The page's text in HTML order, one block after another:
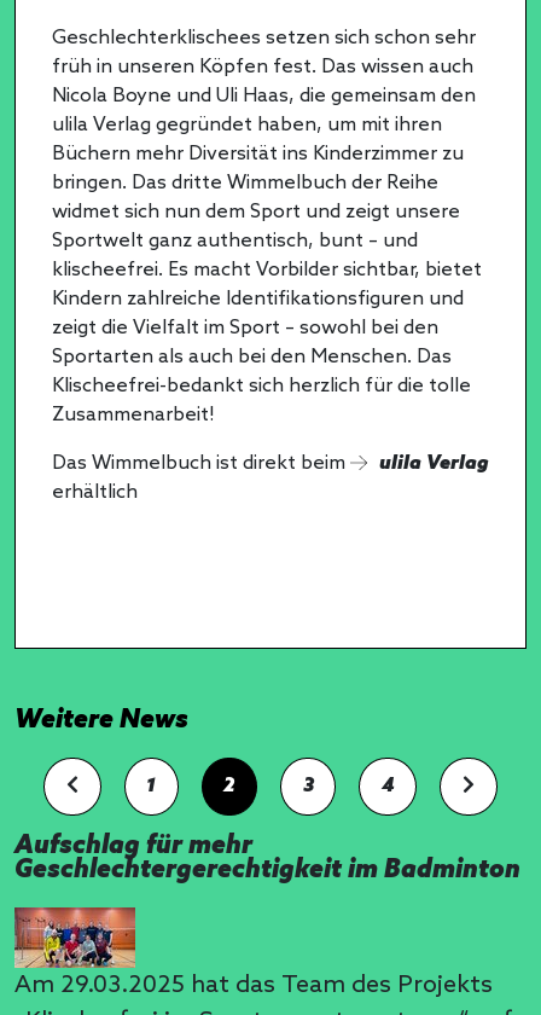
Geschlechterklischees setzen sich schon sehr
früh in unseren Köpfen fest. Das wissen auch
Nicola Boyne und Uli Haas, die gemeinsam den
ulila Verlag gegründet haben, um mit ihren
Büchern mehr Diversität ins Kinderzimmer zu
bringen. Das dritte Wimmelbuch der Reihe
widmet sich nun dem Sport und zeigt unsere
Sportwelt ganz authentisch, bunt – und
klischeefrei. Es macht Vorbilder sichtbar, bietet
Kindern zahlreiche Identifikationsfiguren und
zeigt die Vielfalt im Sport – sowohl bei den
Sportarten als auch bei den Menschen. Das
Klischeefrei-bedankt sich herzlich für die tolle
Zusammenarbeit!
Das Wimmelbuch ist direkt beim
ulila Verlag
erhältlich
Weitere News
1 2 3 4
Aufschlag für mehr
Geschlechtergerechtigkeit im Badminton
Am 29.03.2025 hat das Team des Projekts